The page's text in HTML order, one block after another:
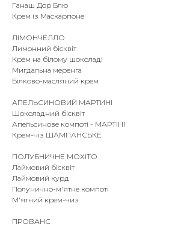
Ганаш Дор Блю
Крем із Маскарпоне
ЛІМОНЧЕЛЛО
Лимонний бісквіт
Крем на білому шоколаді
Мигдальна меренга
Білково-масляний крем
АПЕЛЬСИНОВИЙ МАРТИНІ
Шоколадний бісквіт
Апельсинове компоті - МАРТІНІ
Крем-чіз ШАМПАНСЬКЕ
ПОЛУБНИЧНЕ МОХІТО
Лаймовий бісквіт
Лаймовий курд
Полунично-м'ятне компоті
М'ятний крем-чиз
ПРОВАНС